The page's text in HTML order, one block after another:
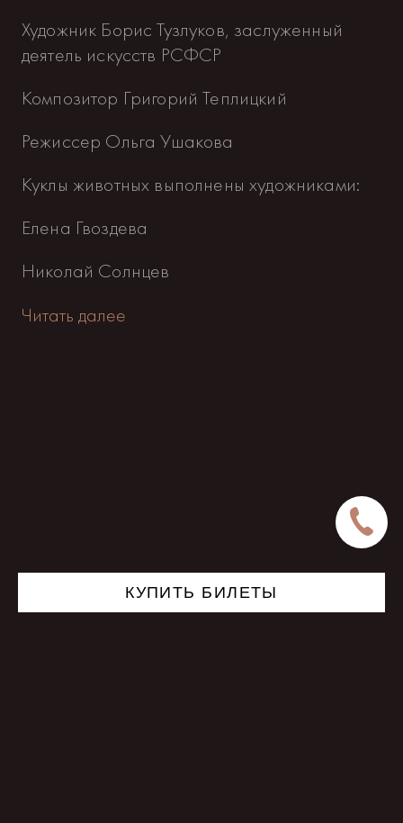
Художник Борис Тузлуков, заслуженный
деятель искусств РСФСР
Композитор Григорий Теплицкий
Режиссер Ольга Ушакова
Куклы животных выполнены художниками:
Елена Гвоздева
Николай Солнцев
Читать далее
КУПИТЬ БИЛЕТЫ